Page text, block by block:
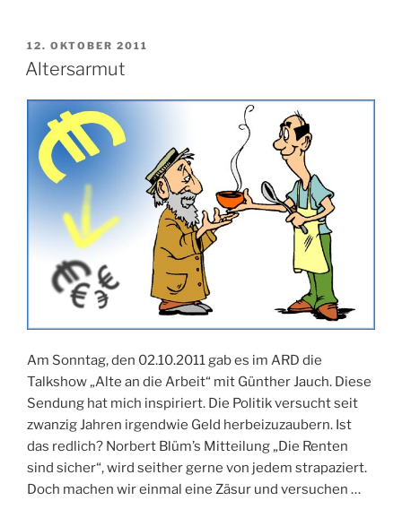
VERÖFFENTLICHT
AM
12. OKTOBER 2011
Altersarmut
Am Sonntag, den 02.10.2011 gab es im ARD die
Talkshow „Alte an die Arbeit“ mit Günther Jauch. Diese
Sendung hat mich inspiriert. Die Politik versucht seit
zwanzig Jahren irgendwie Geld herbeizuzaubern. Ist
das redlich? Norbert Blüm’s Mitteilung „Die Renten
sind sicher“, wird seither gerne von jedem strapaziert.
Doch machen wir einmal eine Zäsur und versuchen …